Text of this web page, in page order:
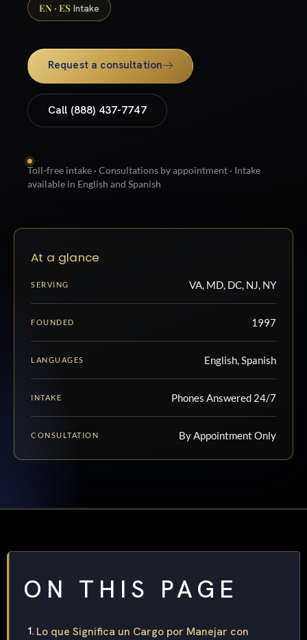
EN · ES Intake
Request a consultation
Call (888) 437-7747
Toll-free intake · Consultations by appointment · Intake
available in English and Spanish
At a glance
SERVING VA, MD, DC, NJ, NY
FOUNDED 1997
LANGUAGES English, Spanish
INTAKE Phones Answered 24/7
CONSULTATION By Appointment Only
ON THIS PAGE
Lo que Significa un Cargo por Manejar con